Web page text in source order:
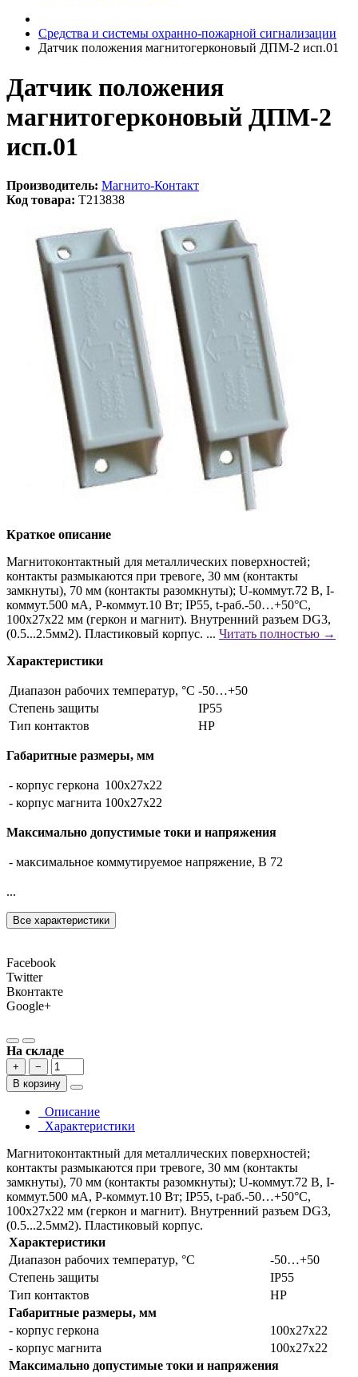
Средства и системы охранно-пожарной сигнализации
Датчик положения магнитогерконовый ДПМ-2 исп.01
Датчик положения
магнитогерконовый ДПМ-2
исп.01
Производитель: Магнито-Контакт
Код товара: T213838
Краткое описание
Магнитоконтактный для металлических поверхностей;
контакты размыкаются при тревоге, 30 мм (контакты
замкнуты), 70 мм (контакты разомкнуты); U-коммут.72 В, I-
коммут.500 мА, P-коммут.10 Вт; IP55, t-раб.-50…+50°С,
100х27х22 мм (геркон и магнит). Внутренний разъем DG3,
(0.5...2.5мм2). Пластиковый корпус. ... Читать полностью →
Характеристики
Диапазон рабочих температур, °С -50…+50
Степень защиты
IP55
Тип контактов
НР
Габаритные размеры, мм
- корпус геркона 100х27х22
- корпус магнита 100х27х22
Максимально допустимые токи и напряжения
- максимальное коммутируемое напряжение, В 72
...
Все характеристики
Facebook
Twitter
Вконтакте
Google+
На складе
+
−
В корзину
Описание
Характеристики
Магнитоконтактный для металлических поверхностей;
контакты размыкаются при тревоге, 30 мм (контакты
замкнуты), 70 мм (контакты разомкнуты); U-коммут.72 В, I-
коммут.500 мА, P-коммут.10 Вт; IP55, t-раб.-50…+50°С,
100х27х22 мм (геркон и магнит). Внутренний разъем DG3,
(0.5...2.5мм2). Пластиковый корпус.
Характеристики
Диапазон рабочих температур, °С
-50…+50
Степень защиты
IP55
Тип контактов
НР
Габаритные размеры, мм
- корпус геркона
100х27х22
- корпус магнита
100х27х22
Максимально допустимые токи и напряжения